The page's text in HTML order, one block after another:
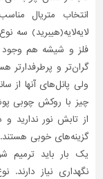
انتخاب متریال
لایه‌لایه(هیبرید) سه
فلز و شیشه هم وجود
گران‌تر و
ولی پانل‌های آنها
چیز با روکش چوبی
از تابش نور ندارید
گزینه‌های خوبی
یک بار باید ترمیم
نگهداری نیاز دارند.